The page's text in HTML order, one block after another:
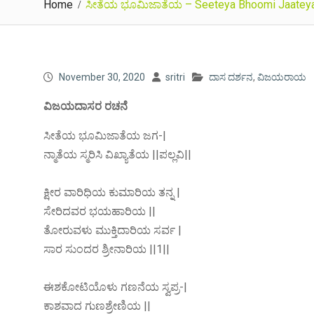
Home ಸೀತೆಯ ಭೂಮಿಜಾತೆಯ – Seeteya Bhoomi
November 30, 2020 sritri ದಾಸ ದರ್ಶನ, ವಿಜಯರಾಯ
ವಿಜಯದಾಸರ ರಚನೆ
ಸೀತೆಯ ಭೂಮಿಜಾತೆಯ ಜಗ-|
ನ್ಮಾತೆಯ ಸ್ಮರಿಸಿ ವಿಖ್ಯಾತೆಯ ||ಪಲ್ಲವಿ||
ಕ್ಷೀರ ವಾರಿಧಿಯ ಕುಮಾರಿಯ ತನ್ನ |
ಸೇರಿದವರ ಭಯಹಾರಿಯ ||
ತೋರುವಳು ಮುಕ್ತಿದಾರಿಯ ಸರ್ವ |
ಸಾರ ಸುಂದರ ಶ್ರೀನಾರಿಯ ||1||
ಈಶಕೋಟಿಯೊಳು ಗಣನೆಯ ಸ್ವಪ್ರ-|
ಕಾಶವಾದ ಗುಣಶ್ರೇಣಿಯ ||